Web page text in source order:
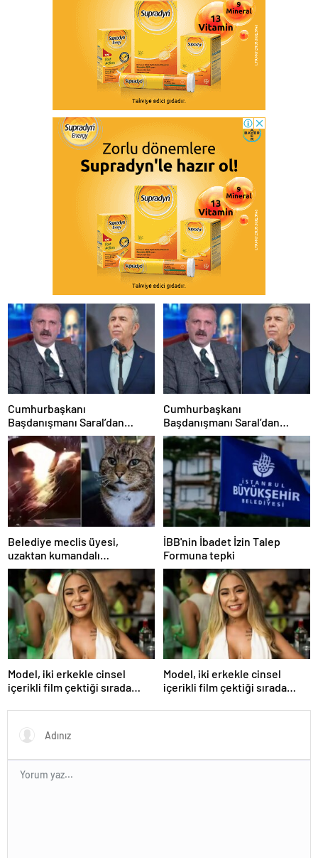
Cumhurbaşkanı
Başdanışmanı Saral’dan
gündem yaratacak Mansur
Yavaş iddiası
Cumhurbaşkanı
Başdanışmanı Saral’dan
gündem yaratacak Mansur
Yavaş iddiası
Belediye meclis üyesi,
uzaktan kumandalı
patlayıcıyla kediyi havaya
uçurmaya çalıştı
İBB'nin İbadet İzin Talep
Formuna tepki
Model, iki erkekle cinsel
içerikli film çektiği sırada
kaybetti
Model, iki erkekle cinsel
içerikli film çektiği sırada
kaybetti